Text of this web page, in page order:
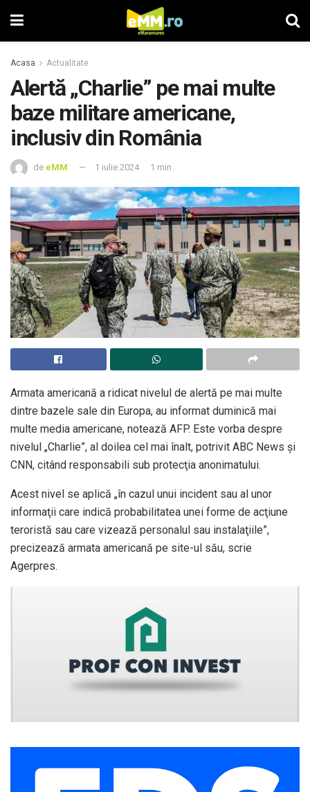
Acasa Actualitate
Alertă „Charlie” pe mai multe
baze militare americane,
inclusiv din România
de eMM 1 iulie 2024 1 min
Armata americană a ridicat nivelul de alertă pe mai multe
dintre bazele sale din Europa, au informat duminică mai
multe media americane, notează AFP. Este vorba despre
nivelul „Charlie”, al doilea cel mai înalt, potrivit ABC News şi
CNN, citând responsabili sub protecţia anonimatului.
Acest nivel se aplică „în cazul unui incident sau al unor
informaţii care indică probabilitatea unei forme de acţiune
teroristă sau care vizează personalul sau instalaţiile”,
precizează armata americană pe site-ul său, scrie
Agerpres.